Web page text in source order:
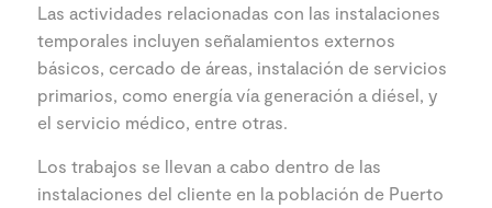
Las actividades relacionadas con las instalaciones
temporales incluyen señalamientos externos
básicos, cercado de áreas, instalación de servicios
primarios, como energía vía generación a diésel, y
el servicio médico, entre otras.
Los trabajos se llevan a cabo dentro de las
instalaciones del cliente en la población de Puerto